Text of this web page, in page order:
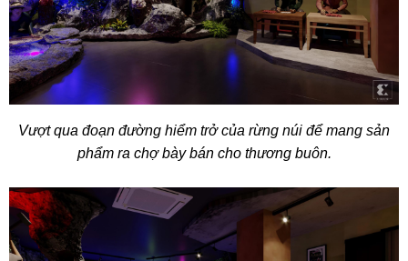
Vượt qua đoạn đường hiểm trở của rừng núi để mang sản
phẩm ra chợ bày bán cho thương buôn.